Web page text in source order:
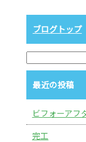
ブログトップ
最近の投稿
ビフォーアフ
完工